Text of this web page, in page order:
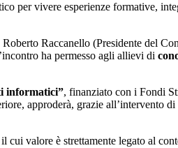
per vivere esperienze formative,
Raccanello (Presidente del
ha permesso agli allievi di
informatici”, finanziato con i Fondi
approderà, grazie all’intervento
valore è strettamente legato al